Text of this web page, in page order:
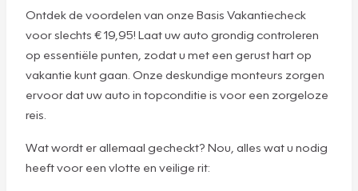
Ontdek de voordelen van onze Basis Vakantiecheck
voor slechts € 19,95! Laat uw auto grondig controleren
op essentiële punten, zodat u met een gerust hart op
vakantie kunt gaan. Onze deskundige monteurs zorgen
ervoor dat uw auto in topconditie is voor een zorgeloze
reis.
Wat wordt er allemaal gecheckt? Nou, alles wat u nodig
heeft voor een vlotte en veilige rit: